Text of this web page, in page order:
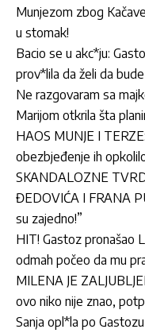
Munjezom zbog
u stomak!
Bacio se u akc*ju:
prov*lila da želi da
Ne razgovaram sa
Marijom otkrila šta
HAOS MUNJE I
obezbjeđenje ih
SKANDALOZNE
ĐEDOVIĆA I FRANA
su zajedno!”
HIT! Gastoz pronašao
odmah počeo da mu
MILENA JE
ovo niko nije znao,
Sanja opl*la po